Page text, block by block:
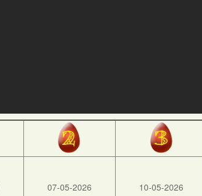
07-05-2026 10-05-2026